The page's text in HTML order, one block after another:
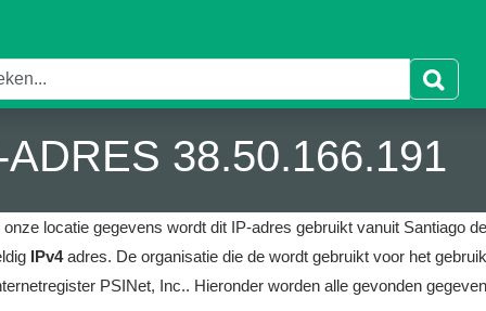
ADRES 38.50.166.191
onze locatie gegevens wordt dit IP-adres gebruikt vanuit Santiago
IPv4adres. De organisatie die de wordt gebruikt voor het
PSINet, Inc.. Hieronder worden alle gevonden